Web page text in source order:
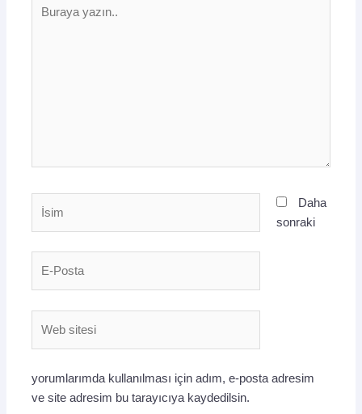
yazın..
Daha
sonraki
yorumlarımda kullanılması için adım, e-posta adresim
ve site adresim bu tarayıcıya kaydedilsin.